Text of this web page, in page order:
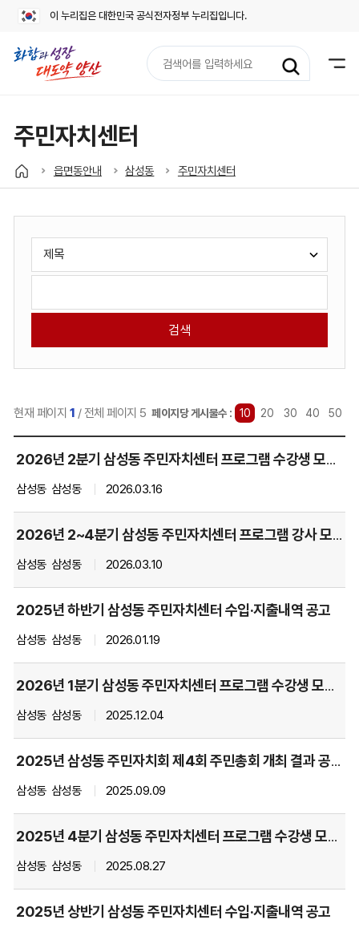
이 누리집은 대한민국 공식전자정부 누리집입니다.
검
색
주민자치센터
읍면동안내 삼성동 주민자치센터
게
판
검
유
택:
어
입
현재 페이지 1 / 전체 페이지 5 페이지당 게시물수 : 10선
됨
20 30 40 50
민
자
터
소
시
글
을
번
제
파
일,
담
부
서,
작
2026년 2분기 삼성동 주민자치센터 프로그램 수강생 모집 공고
삼성동 삼성동 2026.03.16
2026년 2~4분기 삼성동 주민자치센터 프로그램 강사 모집 공고
삼성동 삼성동 2026.03.10
2025년 하반기 삼성동 주민자치센터 수입·지출내역 공고
삼성동 삼성동 2026.01.19
2026년 1분기 삼성동 주민자치센터 프로그램 수강생 모집 공고
삼성동 삼성동 2025.12.04
2025년 삼성동 주민자치회 제4회 주민총회 개최 결과 공고
삼성동 삼성동 2025.09.09
2025년 4분기 삼성동 주민자치센터 프로그램 수강생 모집 공고
삼성동 삼성동 2025.08.27
2025년 상반기 삼성동 주민자치센터 수입·지출내역 공고